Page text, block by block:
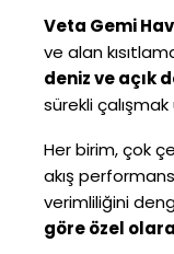
Veta Gemi
ve alan
deniz ve açık
sürekli
Her birim, çok
akış
verimliliğini
göre özel